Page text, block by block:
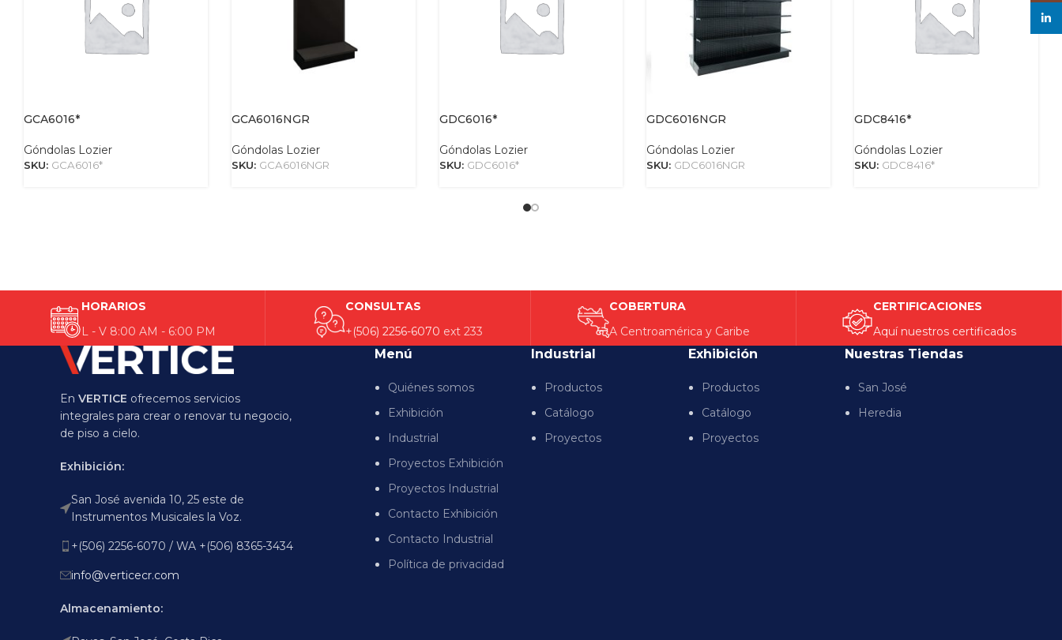
GCA6016*
Góndolas Lozier
SKU: GCA6016*
GCA6016NGR
Góndolas Lozier
SKU: GCA6016NGR
GDC6016*
Góndolas Lozier
SKU: GDC6016*
GDC6016NGR
Góndolas Lozier
SKU: GDC6016NGR
GDC8416*
Góndolas Lozier
SKU: GDC8416*
HORARIOS
L - V 8:00 AM - 6:00 PM
CONSULTAS
+(506) 2256-6070 ext 233
COBERTURA
A Centroamérica y Caribe
CERTIFICACIONES
Aquí nuestros certificados
En VERTICE ofrecemos servicios
integrales para crear o renovar tu negocio,
de piso a cielo.
Exhibición:
San José avenida 10, 25 este de
Instrumentos Musicales la Voz.
+(506) 2256-6070 / WA +(506) 8365-3434
info@verticecr.com
Almacenamiento:
Menú
Quiénes somos
Exhibición
Industrial
Proyectos Exhibición
Proyectos Industrial
Contacto Exhibición
Contacto Industrial
Política de privacidad
Industrial
Productos
Catálogo
Proyectos
Exhibición
Productos
Catálogo
Proyectos
Nuestras Tiendas
San José
Heredia